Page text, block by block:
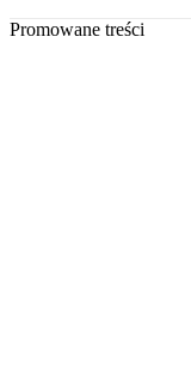
Promowane treści